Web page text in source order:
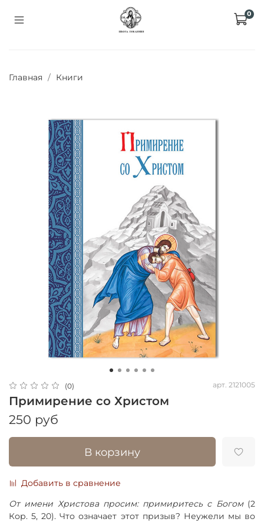
0
Главная Книги
(0) арт. 2121005
Примирение со Христом
250 руб
В корзину
Добавить в сравнение
От имени Христова просим: примиритесь с Богом (2
Кор. 5, 20). Что означает этот призыв? Неужели мы во